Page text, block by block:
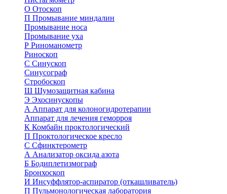
О Отоскоп
П Промывание миндалин
Промывание носа
Промывание уха
Р Риноманометр
Риноскоп
С Синускоп
Синусограф
Стробоскоп
Ш Шумозащитная кабина
Э Эхосинускопы
А Аппарат для колоногидротерапии
Аппарат для лечения геморроя
К Комбайн проктологический
П Проктологическое кресло
С Сфинктерометр
А Анализатор оксида азота
Б Бодиплетизмограф
Бронхоскоп
И Инсуффлятор-аспиратор (откашливатель)
П Пульмонологическая лаборатория